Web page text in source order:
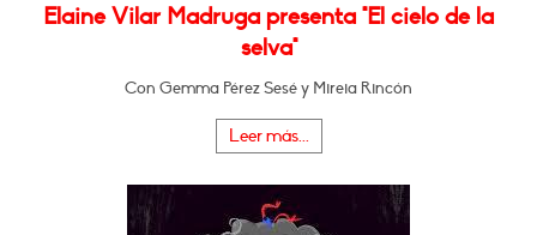
Elaine Vilar Madruga presenta "El cielo de la
selva"
Con Gemma Pérez Sesé y Mireia Rincón
Leer más...